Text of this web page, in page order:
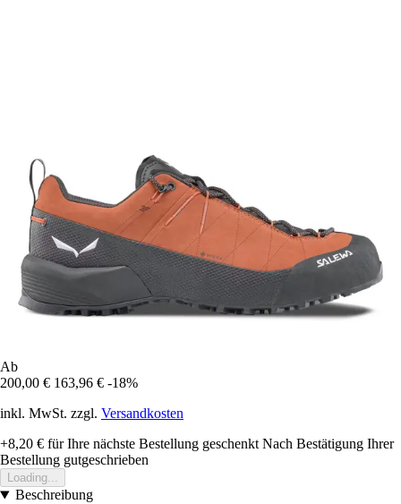
Ab
200,00 € 163,96 € -18%
inkl. MwSt. zzgl. Versandkosten
+8,20 € für Ihre nächste Bestellung geschenkt Nach Bestätigung Ihrer
Bestellung gutgeschrieben
Loading...
Beschreibung